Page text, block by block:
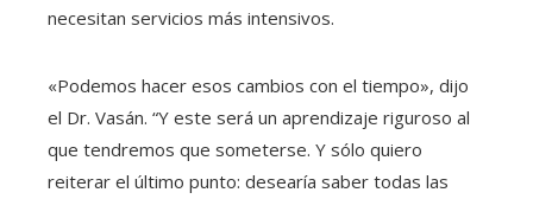
necesitan servicios más intensivos.
«Podemos hacer esos cambios con el tiempo», dijo
el Dr. Vasán. “Y este será un aprendizaje riguroso al
que tendremos que someterse. Y sólo quiero
reiterar el último punto: desearía saber todas las